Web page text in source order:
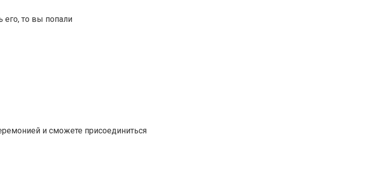
его, то вы попали
и сможете присоединиться